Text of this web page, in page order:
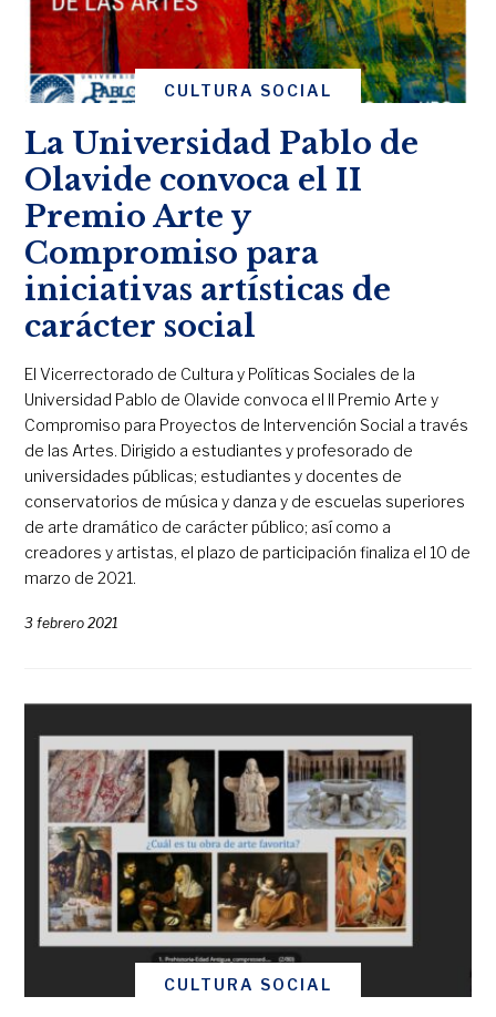
CULTURA SOCIAL
La Universidad Pablo de
Olavide convoca el II
Premio Arte y
Compromiso para
iniciativas artísticas de
carácter social
El Vicerrectorado de Cultura y Políticas Sociales de la
Universidad Pablo de Olavide convoca el II Premio Arte y
Compromiso para Proyectos de Intervención Social a través
de las Artes. Dirigido a estudiantes y profesorado de
universidades públicas; estudiantes y docentes de
conservatorios de música y danza y de escuelas superiores
de arte dramático de carácter público; así como a
creadores y artistas, el plazo de participación finaliza el 10 de
marzo de 2021.
3 febrero 2021
CULTURA SOCIAL